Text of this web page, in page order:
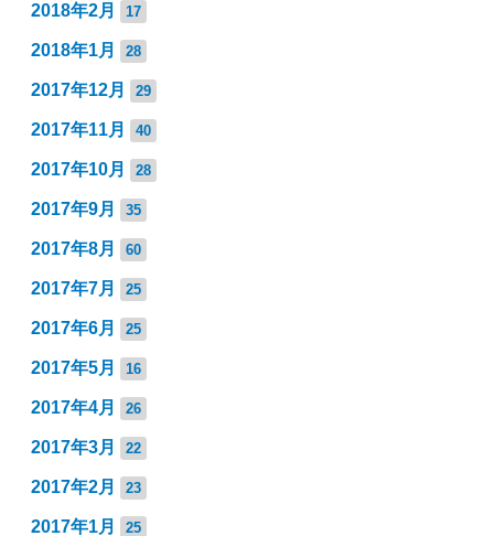
2018年2月 17
2018年1月 28
2017年12月 29
2017年11月 40
2017年10月 28
2017年9月 35
2017年8月 60
2017年7月 25
2017年6月 25
2017年5月 16
2017年4月 26
2017年3月 22
2017年2月 23
2017年1月 25